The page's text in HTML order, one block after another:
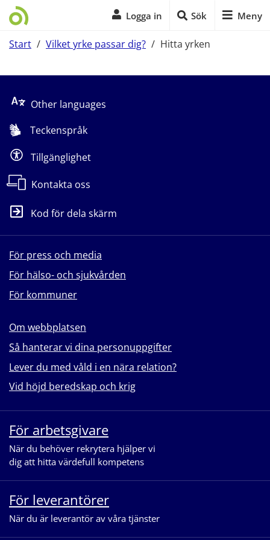
Logga in Sök Meny
Start / Vilket yrke passar dig? / Hitta yrken
Other languages
Teckenspråk
Tillgänglighet
Kontakta oss
Kod för dela skärm
För press och media
För hälso- och sjukvården
För kommuner
Om webbplatsen
Så hanterar vi dina personuppgifter
Lever du med våld i en nära relation?
Vid höjd beredskap och krig
För arbetsgivare
När du behöver rekrytera hjälper vi
dig att hitta värdefull kompetens
För leverantörer
När du är leverantör av våra tjänster